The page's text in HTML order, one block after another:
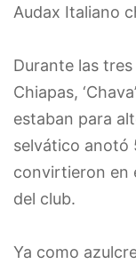
Audax Italiano
Durante las
Chiapas,
estaban para
selvático anotó
convirtieron en
del club.
Ya como